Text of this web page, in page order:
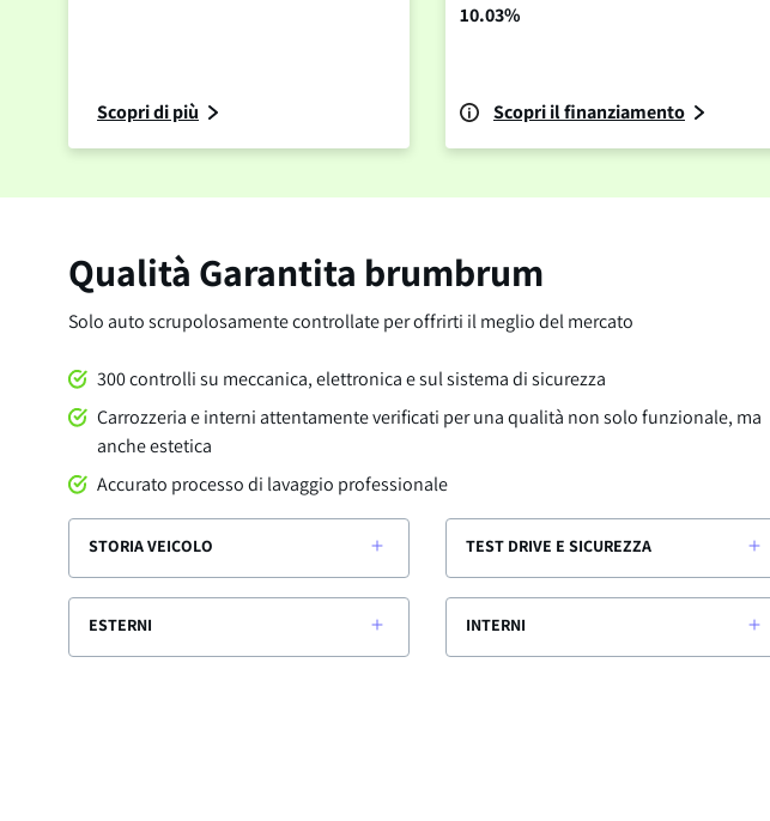
Scopri di più
10.03%
Scopri il finanziamento
Qualità Garantita brumbrum
Solo auto scrupolosamente controllate per offrirti il meglio del mercato
300 controlli su meccanica, elettronica e sul sistema di sicurezza
Carrozzeria e interni attentamente verificati per una qualità non solo funzionale, ma
anche estetica
Accurato processo di lavaggio professionale
STORIA VEICOLO TEST DRIVE E SICUREZZA
ESTERNI INTERNI